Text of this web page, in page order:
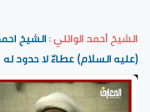
الشيخ أحمد الوائلي :الشيخ
(عليه السلام) عطاءٌ لا حدود له